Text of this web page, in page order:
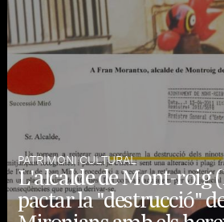
PATRIMONI CULTURAL
L'alcalde de Mont-roig
pactar la "destrucció"